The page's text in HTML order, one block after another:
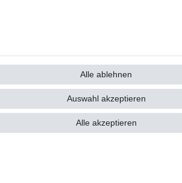
Alle akzeptieren
Alle ablehnen
Auswahl akzeptieren